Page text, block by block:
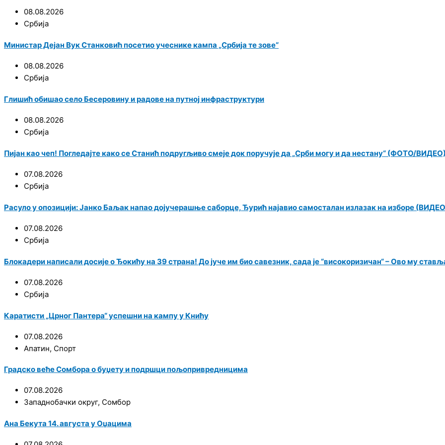
08.08.2026
Србија
Министар Дејан Вук Станковић посетио учеснике кампа „Србија те зове“
08.08.2026
Србија
Глишић обишао село Бесеровину и радове на путној инфраструктури
08.08.2026
Србија
Пијан као чеп! Погледајте како се Станић подругљиво смеје док поручује да „Срби могу и да нестану“ (ФОТО/
07.08.2026
Србија
Расуло у опозицији: Јанко Баљак напао дојучерашње саборце, Ђурић најавио самосталан излазак на изборе
07.08.2026
Србија
Блокадери написали досије о Ђокићу на 39 страна! До јуче им био савезник, сада је “високоризичан“ – Ово му
07.08.2026
Србија
Каратисти „Црног Пантера“ успешни на кампу у Книћу
07.08.2026
Апатин, Спорт
Градско веће Сомбора о буџету и подршци пољопривредницима
07.08.2026
Западнобачки округ, Сомбор
Ана Бекута 14. августа у Оџацима